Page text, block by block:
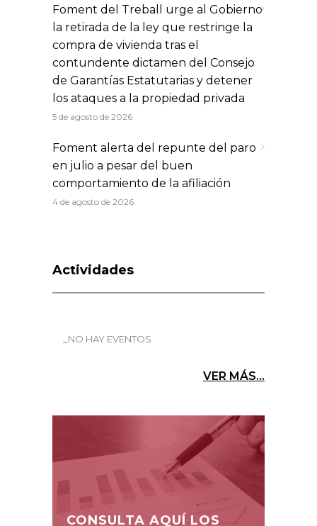
Foment del Treball urge al Gobierno
la retirada de la ley que restringe la
compra de vivienda tras el
contundente dictamen del Consejo
de Garantías Estatutarias y detener
los ataques a la propiedad privada
5 de agosto de 2026
Foment alerta del repunte del paro
en julio a pesar del buen
comportamiento de la afiliación
4 de agosto de 2026
Actividades
_NO HAY EVENTOS
VER MÁS...
CONSULTA AQUÍ LOS